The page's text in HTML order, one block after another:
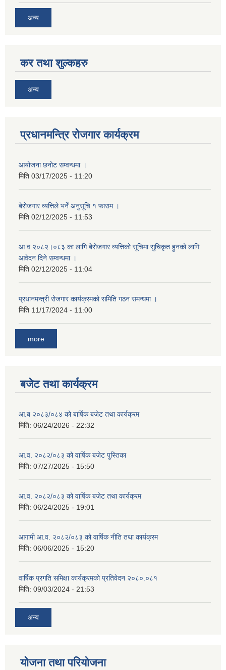
अन्य
कर तथा शुल्कहरु
अन्य
प्रधानमन्त्रि रोजगार कार्यक्रम
आयोजना छनोट सम्वन्धमा ।
मिति 03/17/2025 - 11:20
बेरोजगार व्यत्तिले भर्ने अनुसूचि १ फाराम ।
मिति 02/12/2025 - 11:53
आ व २०८२।०८३ का लागि बेेरोजगार व्यत्तिको सूचिमा सुचिकृत हुनको लागि
आवेदन दिने सम्वन्धमा ।
मिति 02/12/2025 - 11:04
प्रधानमन्त्री रोजगार कार्यक्रमको समिति गठन समन्धमा ।
मिति 11/17/2024 - 11:00
more
बजेट तथा कार्यक्रम
आ.ब २०८३/०८४ को बार्षिक बजेट तथा कार्यक्रम
मिति: 06/24/2026 - 22:32
आ.व. २०८२/०८३ को वार्षिक बजेट पुस्तिका
मिति: 07/27/2025 - 15:50
आ.व. २०८२/०८३ को वार्षिक बजेट तथा कार्यक्रम
मिति: 06/24/2025 - 19:01
आगामी आ.व. २०८२/०८३ को वार्षिक नीति तथा कार्यक्रम
मिति: 06/06/2025 - 15:20
वार्षिक प्रगति समिक्षा कार्यक्रमको प्रतिवेदन २०८०.०८१
मिति: 09/03/2024 - 21:53
अन्य
योजना तथा परियोजना